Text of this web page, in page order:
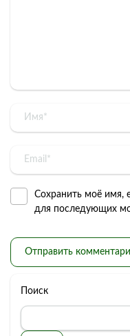
Сохранить моё имя,
для последующих
Поиск